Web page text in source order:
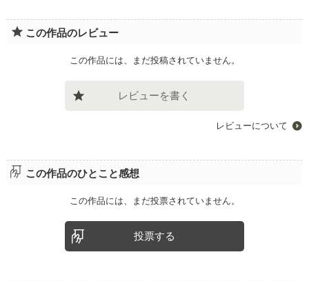
この作品のレビュー
この作品には、まだ投稿されていません。
レビューを書く
レビューについて
この作品のひとこと感想
この作品には、まだ投票されていません。
投票する